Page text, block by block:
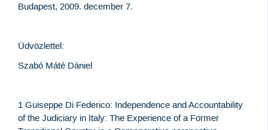
Budapest, 2009. december 7.
Üdvözlettel:
Szabó Máté Dániel
1 Guiseppe Di Federico: Independence and Accountability
of the Judiciary in Italy: The Experience of a Former